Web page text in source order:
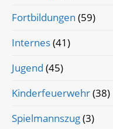
Fortbildungen (59)
Internes(41)
Jugend (45)
Kinderfeuerwehr(38)
Spielmannszug(3)